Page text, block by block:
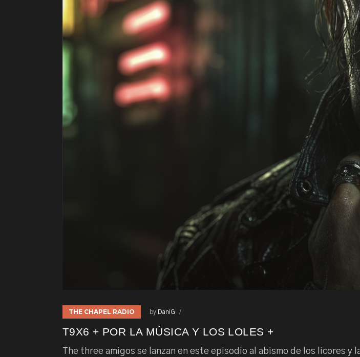
THE CHAPEL RADIO by DaniG
T9X6 + POR LA MÚSICA Y LOS LOLES +
The three amigos se lanzan en este episodio al abismo de los licores